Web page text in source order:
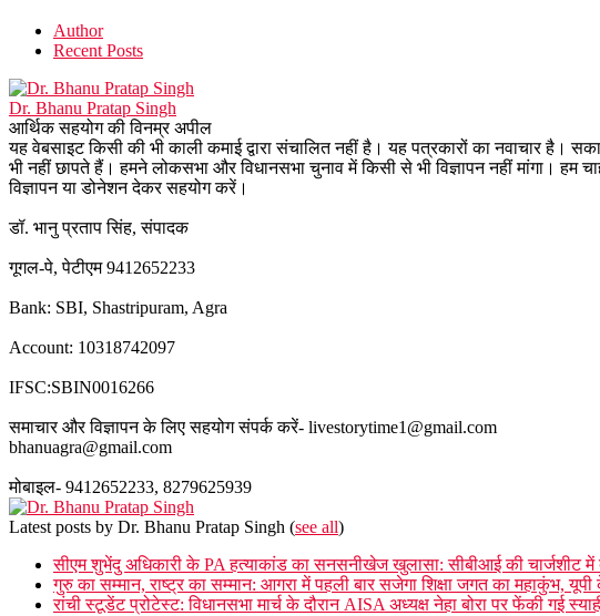
Author
Recent Posts
Dr. Bhanu Pratap Singh
आर्थिक सहयोग की विनम्र अपील
यह वेबसाइट किसी की भी काली कमाई द्वारा संचालित नहीं है। यह पत्रकारों का नवाचार है।
भी नहीं छापते हैं। हमने लोकसभा और विधानसभा चुनाव में किसी से भी विज्ञापन नहीं
विज्ञापन या डोनेशन देकर सहयोग करें।
डॉ. भानु प्रताप सिंह, संपादक
गूगल-पे, पेटीएम 9412652233
Bank: SBI, Shastripuram, Agra
Account: 10318742097
IFSC:SBIN0016266
समाचार और विज्ञापन के लिए सहयोग संपर्क करें- livestorytime1@gmail.com
bhanuagra@gmail.com
मोबाइल- 9412652233, 8279625939
Latest posts by Dr. Bhanu Pratap Singh (see all)
सीएम शुभेंदु अधिकारी के PA हत्याकांड का सनसनीखेज खुलासा: सीबीआई की चार्जशीट में
​गुरु का सम्मान, राष्ट्र का सम्मान: आगरा में पहली बार सजेगा शिक्षा जगत का महाकुंभ,
रांची स्टूडेंट प्रोटेस्ट: विधानसभा मार्च के दौरान AISA अध्यक्ष नेहा बोरा पर फेंकी गई